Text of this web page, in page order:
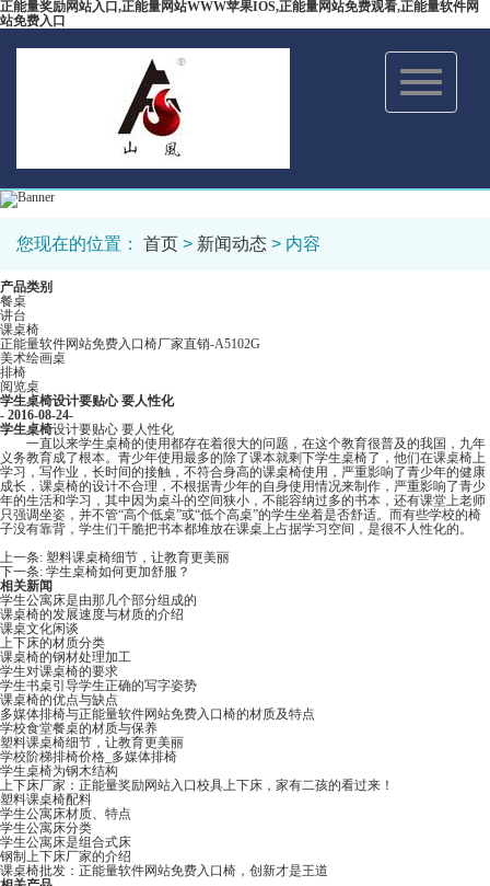
正能量奖励网站入口,正能量网站WWW苹果IOS,正能量网站免费观看,正能量软件网
站免费入口
Toggle
navigation
您现在的位置： 首页 > 新闻动态 > 内容
产品类别
餐桌
讲台
课桌椅
正能量软件网站免费入口椅厂家直销-A5102G
美术绘画桌
排椅
阅览桌
学生桌椅​设计要贴心 要人性化
- 2016-08-24-
学生桌椅设计要贴心 要人性化
一直以来学生桌椅的使用都存在着很大的问题，在这个教育很普及的我国，九年
义务教育成了根本。青少年使用最多的除了课本就剩下学生桌椅了，他们在课桌椅上
学习，写作业，长时间的接触，不符合身高的课桌椅使用，严重影响了青少年的健康
成长，课桌椅的设计不合理，不根据青少年的自身使用情况来制作，严重影响了青少
年的生活和学习，其中因为桌斗的空间狭小，不能容纳过多的书本，还有课堂上老师
只强调坐姿，并不管“高个低桌”或“低个高桌”的学生坐着是否舒适。而有些学校的椅
子没有靠背，学生们干脆把书本都堆放在课桌上占据学习空间，是很不人性化的。
上一条: 塑料课桌椅细节，让教育更美丽
下一条: 学生桌椅如何更加舒服？
相关新闻
学生公寓床是由那几个部分组成的
课桌椅的发展速度与材质的介绍
课桌文化闲谈
上下床的材质分类
课桌椅的钢材处理加工
学生对课桌椅的要求
学生书桌引导学生正确的写字姿势
课桌椅的优点与缺点
多媒体排椅与正能量软件网站免费入口椅的材质及特点
学校食堂餐桌的材质与保养
塑料课桌椅细节，让教育更美丽
学校阶梯排椅价格_多媒体排椅​
学生桌椅为钢木结构
上下床厂家​：​正能量奖励网站入口校具上下床，家有二孩的看过来！
塑料课桌椅配料
学生公寓床材质、特点
学生公寓床分类
学生公寓床是组合式床
钢制上下床厂家的介绍
课桌椅批发​：正能量软件网站免费入口椅，创新才是王道